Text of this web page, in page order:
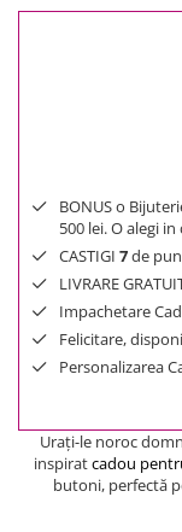
300 Lei - 500 Lei
BONUS o
500 lei. O alegi in
CASTIGI 7de
LIVRARE
Impachetare
Felicitare,
Personalizarea
Uraţi-le noroc
inspiratcadou
butoni, perfectă